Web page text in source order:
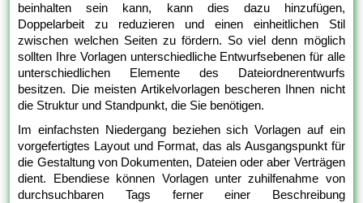
beinhalten sein kann, kann dies dazu hinzufügen,
Doppelarbeit zu reduzieren und einen einheitlichen Stil
zwischen welchen Seiten zu fördern. So viel denn möglich
sollten Ihre Vorlagen unterschiedliche Entwurfsebenen für alle
unterschiedlichen Elemente des Dateiordnerentwurfs
besitzen. Die meisten Artikelvorlagen bescheren Ihnen nicht
die Struktur und Standpunkt, die Sie benötigen.
Im einfachsten Niedergang beziehen sich Vorlagen auf ein
vorgefertigtes Layout und Format, das als Ausgangspunkt für
die Gestaltung von Dokumenten, Dateien oder aber Verträgen
dient. Ebendiese können Vorlagen unter zuhilfenahme von
durchsuchbaren Tags ferner einer Beschreibung